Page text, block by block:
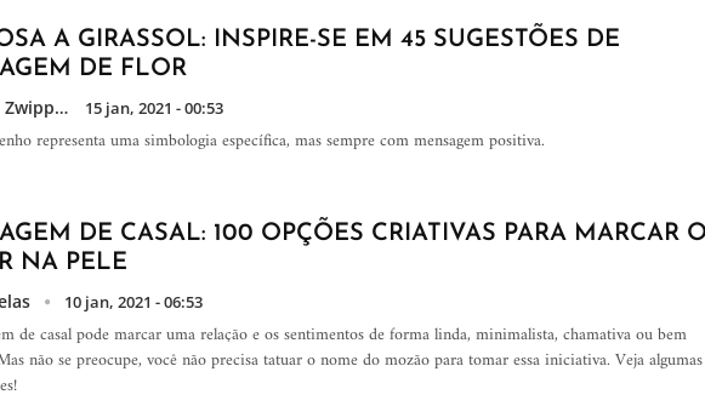
A GIRASSOL: INSPIRE-SE EM 45 SUGESTÕES DE
DE FLOR
Patricia Zwipp 15 jan, 2021 - 00:53
representa uma simbologia específica, mas sempre com mensagem positiva.
DE CASAL: 100 OPÇÕES CRIATIVAS PARA MARCAR
NA PELE
10 jan, 2021 - 06:53
de casal pode marcar uma relação e os sentimentos de forma linda, minimalista, chamativa ou bem
não se preocupe, você não precisa tatuar o nome do mozão para tomar essa iniciativa. Veja algumas